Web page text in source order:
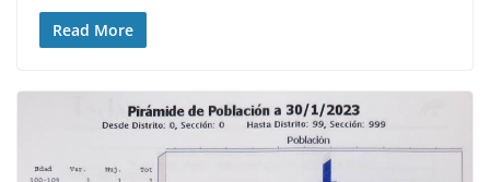
Read More